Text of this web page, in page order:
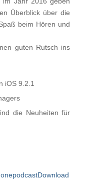
Überblick über die
beim Hören und
guten Rutsch ins
iOS 9.2.1
die Neuheiten für
Download